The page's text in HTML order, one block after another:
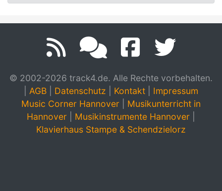
© 2002-2026 track4.de. Alle Rechte vorbehalten.
AGB Datenschutz Kontakt
Impressum
Music Corner Hannover
Musikunterricht in
Hannover
Musikinstrumente Hannover
Klavierhaus Stampe & Schendzielorz